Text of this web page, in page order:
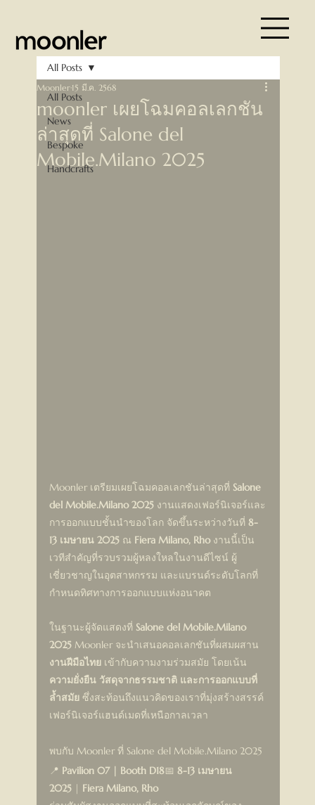
All Posts
News
Bespoke
Handcrafts
All Posts
moonler เผยโฉมคอลเลกชัน
ล่าสุดที่ Salone del
Mobile.Milano 2025
Moonler15 มี.ค. 2568
Moonler เตรียมเผยโฉมคอลเลกชันล่าสุดที่ Salone
del Mobile.Milano 2025 งานแสดงเฟอร์นิเจอร์และ
การออกแบบชั้นนำของโลก จัดขึ้นระหว่างวันที่ 8-
13 เมษายน 2025 ณ Fiera Milano, Rho งานนี้เป็น
เวทีสำคัญที่รวบรวมผู้หลงใหลในงานดีไซน์ ผู้
เชี่ยวชาญในอุตสาหกรรม และแบรนด์ระดับโลกที่
กำหนดทิศทางการออกแบบแห่งอนาคต
ในฐานะผู้จัดแสดงที่ Salone del Mobile.Milano
2025 Moonler จะนำเสนอคอลเลกชันที่ผสมผสาน
งานฝีมือไทย เข้ากับความงามร่วมสมัย โดยเน้น
ความยั่งยืน วัสดุจากธรรมชาติ และการออกแบบที่
ล้ำสมัย ซึ่งสะท้อนถึงแนวคิดของเราที่มุ่งสร้างสรรค์
เฟอร์นิเจอร์แฮนด์เมดที่เหนือกาลเวลา
พบกับ Moonler ที่ Salone del Mobile.Milano 2025
📍 Pavilion 07 | Booth D18📅 8-13 เมษายน
2025 | Fiera Milano, Rho